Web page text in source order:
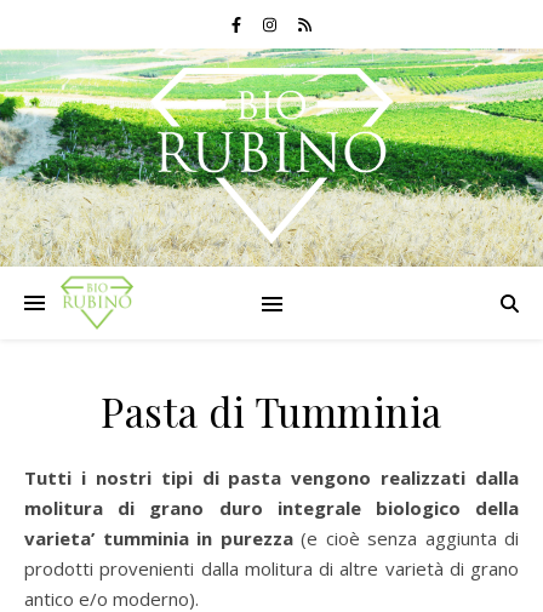
Pasta di Tumminia
Tutti i nostri tipi di pasta vengono realizzati dalla
molitura di grano duro integrale biologico della
varieta’ tumminia in purezza(e cioè senza aggiunta di
prodotti provenienti dalla molitura di altre varietà di grano
antico e/o moderno).